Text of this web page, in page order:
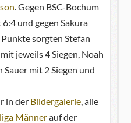
. Gegen BSC-Bochum
und gegen Sakura
sorgten Stefan
jeweils 4 Siegen, Noah
Sauer mit 2 Siegen und
in der Bildergalerie, alle
Männerauf der